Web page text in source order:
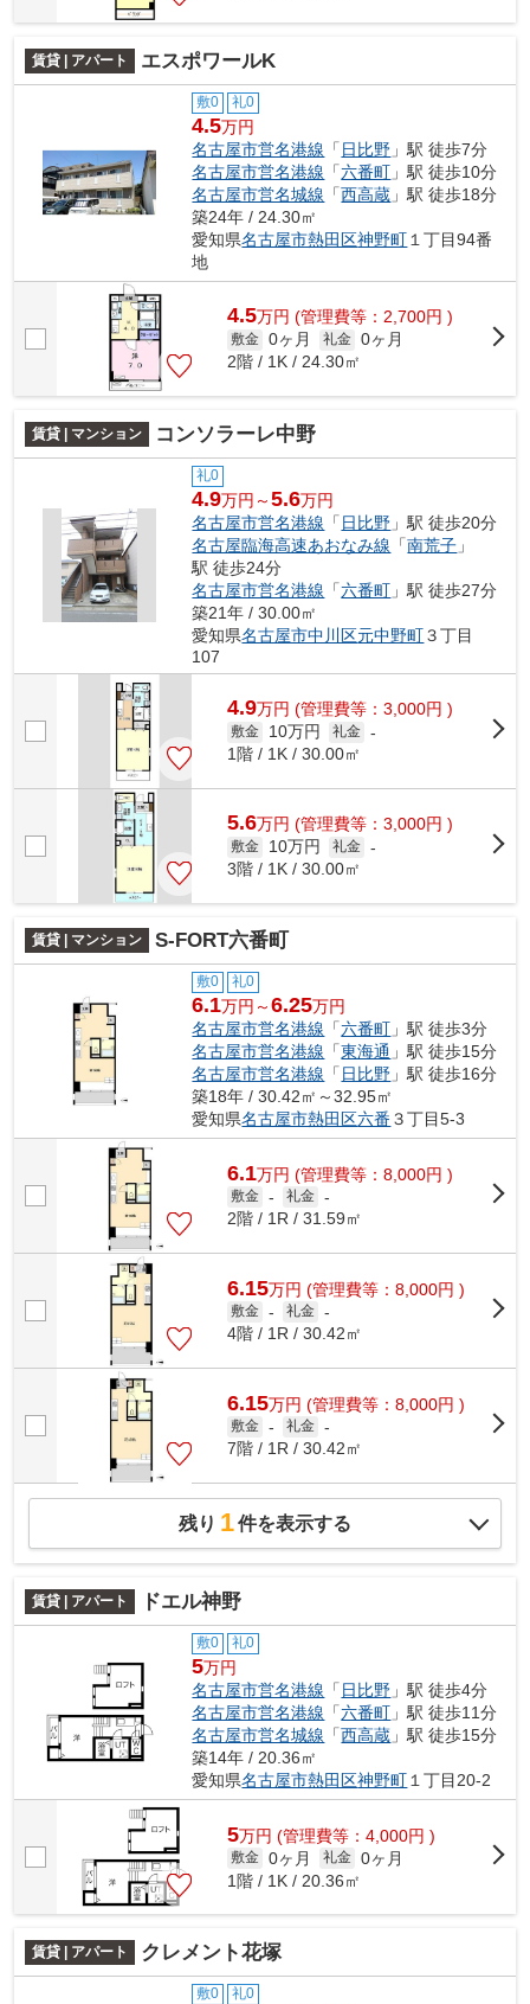
賃貸 | アパート エスポワールK
敷0 礼0
4.5万円
名古屋市営名港線 「 日比野 」駅 徒歩7分
名古屋市営名港線 「六番町 」駅 徒歩10分
名古屋市営名城線 「西高蔵 」駅 徒歩18分
築24年 / 24.30㎡
愛知県名古屋市熱田区神野町 １丁目94番
地
4.5万円 (管理費等：2,700円 )
敷金 0ヶ月 礼金 0ヶ月
2階 / 1K / 24.30㎡
賃貸 | マンション コンソラーレ中野
礼0
4.9万円～5.6万円
名古屋市営名港線 「日比野 」駅 徒歩20分
名古屋臨海高速あおなみ線 「南荒子 」
駅 徒歩24分
名古屋市営名港線 「六番町 」駅 徒歩27分
築21年 / 30.00㎡
愛知県名古屋市中川区元中野町３丁目
107
4.9万円 (管理費等：3,000円 )
敷金 10万円 礼金 -
1階 / 1K / 30.00㎡
5.6万円 (管理費等：3,000円 )
敷金 10万円 礼金 -
3階 / 1K / 30.00㎡
賃貸 | マンション S-FORT六番町
敷0 礼0
6.1万円～6.25万円
名古屋市営名港線 「六番町 」駅 徒歩3分
名古屋市営名港線 「東海通 」駅 徒歩15分
名古屋市営名港線 「 日比野 」駅 徒歩16分
築18年 / 30.42㎡～32.95㎡
愛知県名古屋市熱田区六番 ３丁目5-3
6.1万円 (管理費等：8,000円 )
敷金 - 礼金 -
2階 / 1R / 31.59㎡
6.15万円 (管理費等：8,000円 )
敷金 - 礼金 -
4階 / 1R / 30.42㎡
6.15万円 (管理費等：8,000円 )
敷金 - 礼金 -
7階 / 1R / 30.42㎡
残り 1件を表示する
賃貸 | アパート ドエル神野
敷0 礼0
5万円
名古屋市営名港線 「 日比野 」駅 徒歩4分
名古屋市営名港線 「六番町 」駅 徒歩11分
名古屋市営名城線 「西高蔵 」駅 徒歩15分
築14年 / 20.36㎡
愛知県名古屋市熱田区神野町１丁目20-2
5万円 (管理費等：4,000円 )
敷金 0ヶ月 礼金 0ヶ月
1階 / 1K / 20.36㎡
賃貸 | アパート クレメント花塚
敷0 礼0